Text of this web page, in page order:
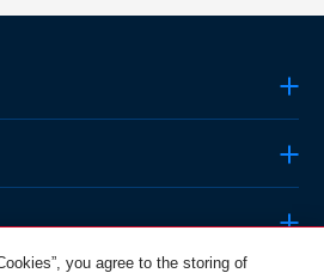
you agree to the storing of